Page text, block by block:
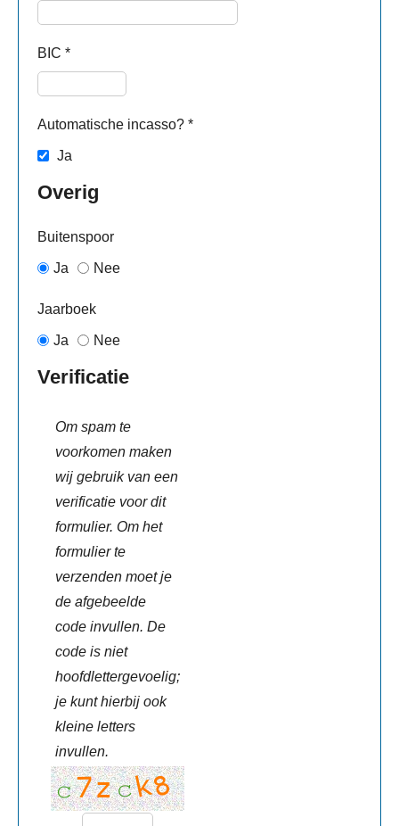
BIC *
Automatische incasso? *
Ja
Overig
Buitenspoor
Ja Nee
Jaarboek
Ja Nee
Verificatie
Om spam te
voorkomen maken
wij gebruik van een
verificatie voor dit
formulier. Om het
formulier te
verzenden moet je
de afgebeelde
code invullen. De
code is niet
hoofdlettergevoelig;
je kunt hierbij ook
kleine letters
invullen.